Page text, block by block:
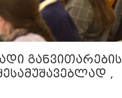
განვითარების
,